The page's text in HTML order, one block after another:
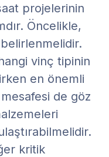
projelerinin
Öncelikle,
vinç tipinin
en önemli
de göz
kritik